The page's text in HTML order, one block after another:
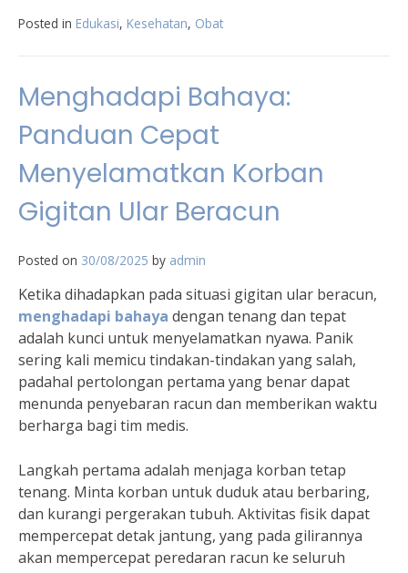
Posted in Edukasi, Kesehatan, Obat
Menghadapi Bahaya:
Panduan Cepat
Menyelamatkan Korban
Gigitan Ular Beracun
Posted on 30/08/2025 by admin
Ketika dihadapkan pada situasi gigitan ular beracun,
menghadapi bahaya dengan tenang dan tepat
adalah kunci untuk menyelamatkan nyawa. Panik
sering kali memicu tindakan-tindakan yang salah,
padahal pertolongan pertama yang benar dapat
menunda penyebaran racun dan memberikan waktu
berharga bagi tim medis.
Langkah pertama adalah menjaga korban tetap
tenang. Minta korban untuk duduk atau berbaring,
dan kurangi pergerakan tubuh. Aktivitas fisik dapat
mempercepat detak jantung, yang pada gilirannya
akan mempercepat peredaran racun ke seluruh